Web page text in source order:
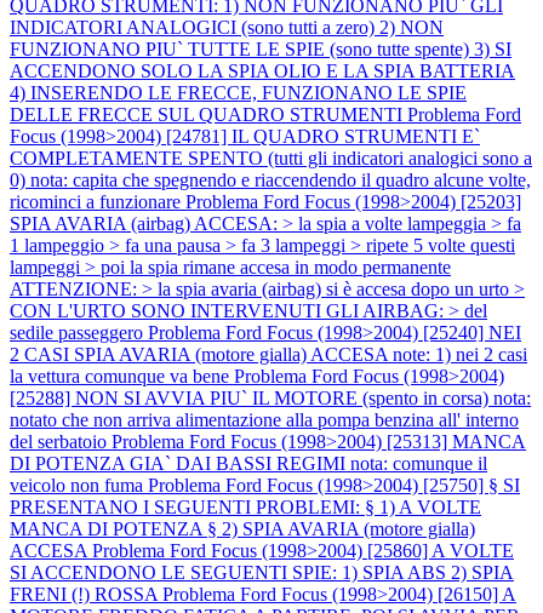
QUADRO STRUMENTI: 1) NON FUNZIONANO PIU` GLI
INDICATORI ANALOGICI (sono tutti a zero) 2) NON
FUNZIONANO PIU` TUTTE LE SPIE (sono tutte spente) 3) SI
ACCENDONO SOLO LA SPIA OLIO E LA SPIA BATTERIA
4) INSERENDO LE FRECCE, FUNZIONANO LE SPIE
DELLE FRECCE SUL QUADRO STRUMENTI Problema Ford
Focus (1998>2004) [24781] IL QUADRO STRUMENTI E`
COMPLETAMENTE SPENTO (tutti gli indicatori analogici sono a
0) nota: capita che spegnendo e riaccendendo il quadro alcune volte,
ricominci a funzionare Problema Ford Focus (1998>2004) [25203]
SPIA AVARIA (airbag) ACCESA: > la spia a volte lampeggia > fa
1 lampeggio > fa una pausa > fa 3 lampeggi > ripete 5 volte questi
lampeggi > poi la spia rimane accesa in modo permanente
ATTENZIONE: > la spia avaria (airbag) si è accesa dopo un urto >
CON L'URTO SONO INTERVENUTI GLI AIRBAG: > del
sedile passeggero Problema Ford Focus (1998>2004) [25240] NEI
2 CASI SPIA AVARIA (motore gialla) ACCESA note: 1) nei 2 casi
la vettura comunque va bene Problema Ford Focus (1998>2004)
[25288] NON SI AVVIA PIU` IL MOTORE (spento in corsa) nota:
notato che non arriva alimentazione alla pompa benzina all' interno
del serbatoio Problema Ford Focus (1998>2004) [25313] MANCA
DI POTENZA GIA` DAI BASSI REGIMI nota: comunque il
veicolo non fuma Problema Ford Focus (1998>2004) [25750] § SI
PRESENTANO I SEGUENTI PROBLEMI: § 1) A VOLTE
MANCA DI POTENZA § 2) SPIA AVARIA (motore gialla)
ACCESA Problema Ford Focus (1998>2004) [25860] A VOLTE
SI ACCENDONO LE SEGUENTI SPIE: 1) SPIA ABS 2) SPIA
FRENI (!) ROSSA Problema Ford Focus (1998>2004) [26150] A